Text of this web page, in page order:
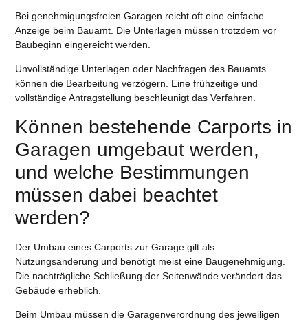
Bei genehmigungsfreien Garagen reicht oft eine einfache
Anzeige beim Bauamt. Die Unterlagen müssen trotzdem vor
Baubeginn eingereicht werden.
Unvollständige Unterlagen oder Nachfragen des Bauamts
können die Bearbeitung verzögern. Eine frühzeitige und
vollständige Antragstellung beschleunigt das Verfahren.
Können bestehende Carports in
Garagen umgebaut werden,
und welche Bestimmungen
müssen dabei beachtet
werden?
Der Umbau eines Carports zur Garage gilt als
Nutzungsänderung und benötigt meist eine Baugenehmigung.
Die nachträgliche Schließung der Seitenwände verändert das
Gebäude erheblich.
Beim Umbau müssen die Garagenverordnung des jeweiligen